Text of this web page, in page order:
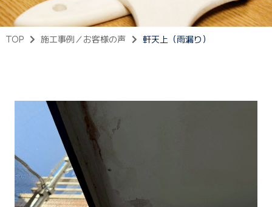
施工事例
お問い合わせ
スタッフブログ
TOP 施工事例／お客様の声 軒天上（雨漏り）